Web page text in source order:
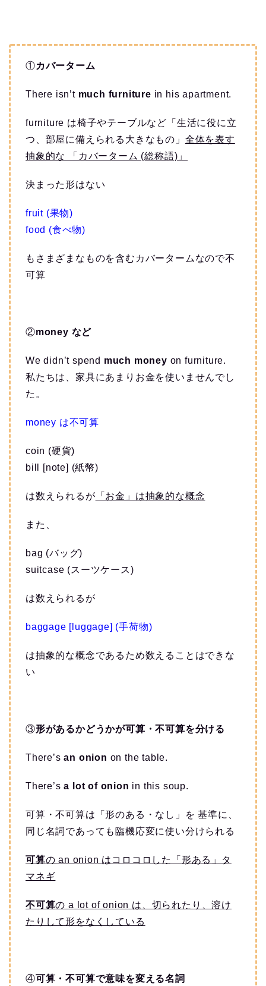
①カバーターム
There isn’t much furniture in his apartment.
furniture は椅子やテーブルなど「生活に役に立
つ、部屋に備えられる大きなもの」 全体を表す
抽象的な 「カバーターム (総称語)」
決まった形はない
fruit (果物)
food (食べ物)
もさまざまなものを含むカバータームなので不
可算
②money など
We didn’t spend much money on furniture.
私たちは、家具にあまりお金を使いませんでし
た。
money は不可算
coin (硬貨)
bill [note] (紙幣)
は数えられるが 「お金」は抽象的な概念
また、
bag (バッグ)
suitcase (スーツケース)
は数えられるが
baggage [luggage] (手荷物)
は抽象的な概念であるため数えることはできな
い
③形があるかどうかが可算・不可算を分ける
There’san onion on the table.
There’sa lot of onion in this soup.
可算・不可算は「形のある・なし」を 基準に、
同じ名詞であっても臨機応変に使い分けられる
可算の an onion はコロコロした「形ある」タ
マネギ
不可算の a lot of onion は、切られたり、溶け
たりして形をなくしている
④可算・不可算で意味を変える名詞